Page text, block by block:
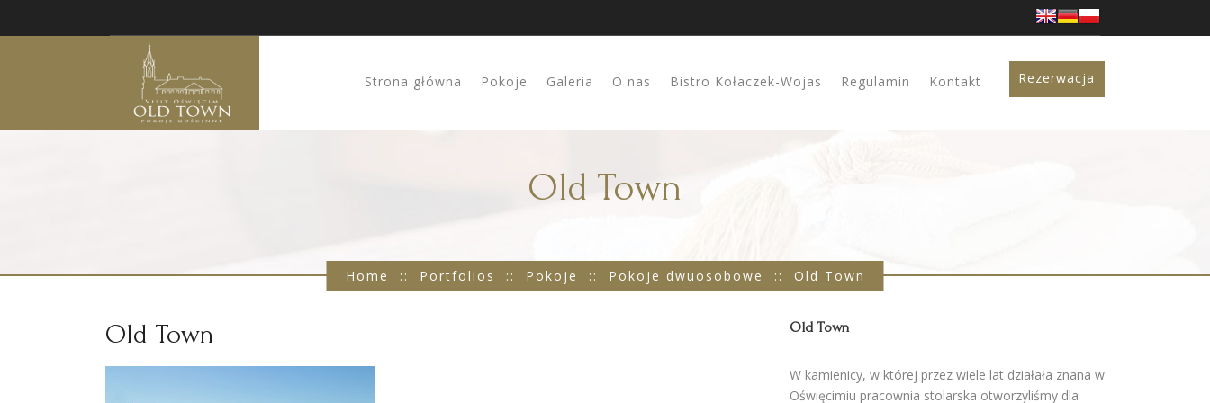
Strona główna Pokoje Galeria O nas Bistro Kołaczek-Wojas Regulamin Kontakt Rezerwacja
Old Town
Home :: Portfolios :: Pokoje :: Pokoje dwuosobowe :: Old Town
Old Town Old Town
W kamienicy, w której przez wiele lat działała znana w
Oświęcimiu pracownia stolarska otworzyliśmy dla